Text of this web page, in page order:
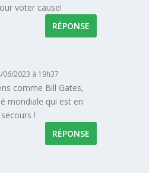
voter cause!
RÉPONSE
06/2023 à 19h37
comme Bill Gates,
mondiale qui est en
!
RÉPONSE